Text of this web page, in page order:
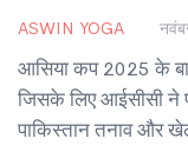
ASWIN YOGA
आसिया कप 2025 के
जिसके लिए आईसीसी ने
पाकिस्तान तनाव और